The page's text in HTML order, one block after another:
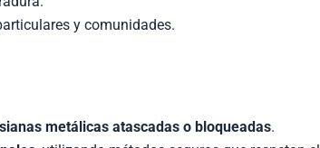
y comunidades.
metálicas atascadas o bloqueadas.